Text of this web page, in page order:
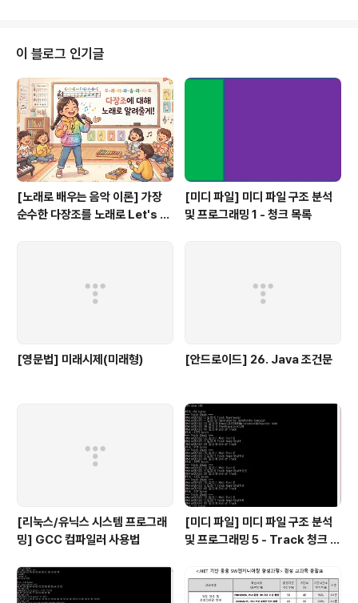
이 블로그 인기글
[노래로 배우는 음악 이론] 가장
순수한 다장조를 노래로 Let's G
[미디 파일] 미디 파일 구조 분석
및 프로그래밍 1 - 청크 목록
[영문법] 미래시제(미래형) [안드로이드] 26. Java 조건문
[리눅스/유닉스 시스템 프로그래
밍] GCC 컴파일러 사용법
[미디 파일] 미디 파일 구조 분석
및 프로그래밍 5 - Track 청크 3,